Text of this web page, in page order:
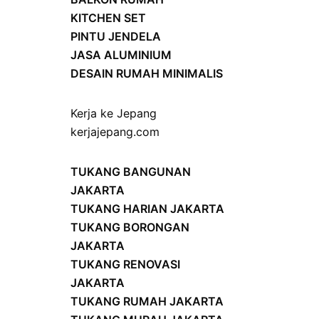
KITCHEN SET
PINTU JENDELA
JASA ALUMINIUM
DESAIN RUMAH MINIMALIS
Kerja ke Jepang
kerjajepang.com
TUKANG BANGUNAN
JAKARTA
TUKANG HARIAN JAKARTA
TUKANG BORONGAN
JAKARTA
TUKANG RENOVASI
JAKARTA
TUKANG RUMAH JAKARTA